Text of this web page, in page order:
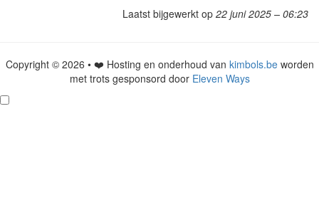
Laatst bijgewerkt op 22 juni 2025 – 06:23
Copyright © 2026 • ❤️ Hosting en onderhoud van kimbols.beworden
met trots gesponsord door Eleven Ways